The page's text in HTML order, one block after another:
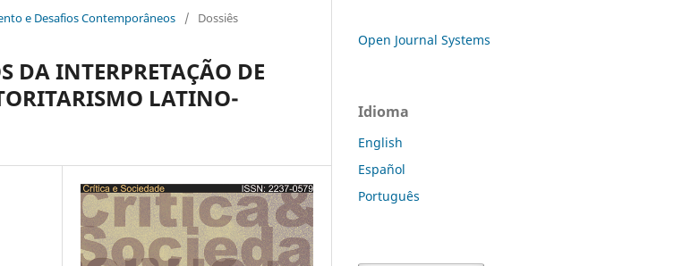
e Desafios Contemporâneos / Dossiês
DA INTERPRETAÇÃO DE
LATINO-
Open Journal Systems
Idioma
English
Español
Português